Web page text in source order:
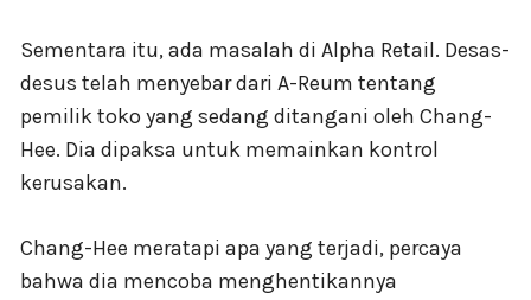
Sementara itu, ada masalah di Alpha Retail. Desas-
desus telah menyebar dari A-Reum tentang
pemilik toko yang sedang ditangani oleh Chang-
Hee. Dia dipaksa untuk memainkan kontrol
kerusakan.
Chang-Hee meratapi apa yang terjadi, percaya
bahwa dia mencoba menghentikannya